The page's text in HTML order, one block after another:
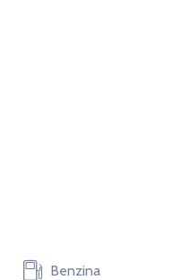
Benzina